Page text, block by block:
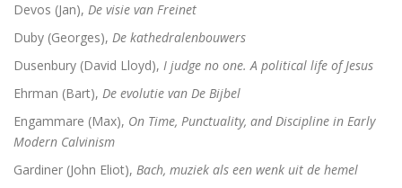
The Christians who became Jews. Acts of the
Heilige gezangen
Waarover men niet spreekt
Over god
Devos (Jan), De visie van Freinet
Duby (Georges), De kathedralenbouwers
Dusenbury (David Lloyd), I judge no one. A political life of Jesus
Ehrman (Bart), De evolutie van De Bijbel
Engammare (Max), On Time, Punctuality, and Discipline in Early
Modern Calvinism
Gardiner (John Eliot), Bach, muziek als een wenk uit de hemel